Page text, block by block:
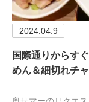
2024.04.9
国際通りからす
めん＆細切れチ